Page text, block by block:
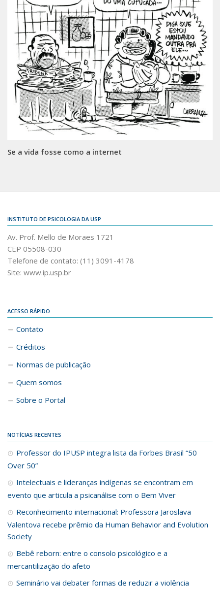
Se a vida fosse como a internet
INSTITUTO DE PSICOLOGIA DA USP
Av. Prof. Mello de Moraes 1721
CEP 05508-030
Telefone de contato: (11) 3091-4178
Site: www.ip.usp.br
ACESSO RÁPIDO
Contato
Créditos
Normas de publicação
Quem somos
Sobre o Portal
NOTÍCIAS RECENTES
Professor do IPUSP integra lista da Forbes Brasil “50
Over 50”
Intelectuais e lideranças indígenas se encontram em
evento que articula a psicanálise com o Bem Viver
Reconhecimento internacional: Professora Jaroslava
Valentova recebe prêmio da Human Behavior and Evolution
Society
Bebê reborn: entre o consolo psicológico e a
mercantilização do afeto
Seminário vai debater formas de reduzir a violência